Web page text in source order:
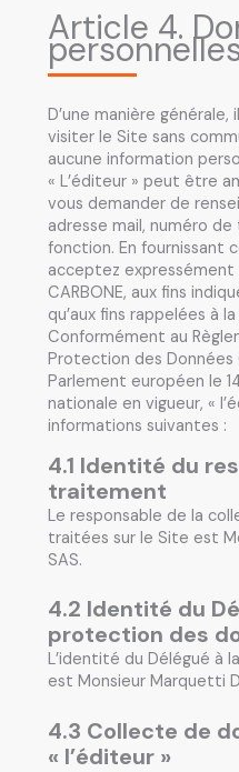
Article 4.
D’une manière
visiter le Site sans
aucune information
« L’éditeur » peut être
vous demander de
adresse mail, numéro
fonction. En fournissant
acceptez expressément
CARBONE, aux fins
qu’aux fins rappelées à
Conformément au
Protection des Données
Parlement européen le
nationale en vigueur, «
informations suivantes :
4.1 Identité du
traitement
Le responsable de la
traitées sur le Site est
SAS.
4.2 Identité du
protection des
L’identité du Délégué à
est Monsieur Marquetti
4.3 Collecte de
« l’éditeur »